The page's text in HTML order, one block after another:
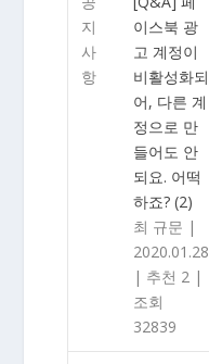
지
사
항
이스북 광
고 계정이
비활성화되
어, 다른 계
정으로 만
들어도 안
되요. 어떡
하죠?(2)
최 규문 |
2020.01.28
| 추천 2 |
조회
32839